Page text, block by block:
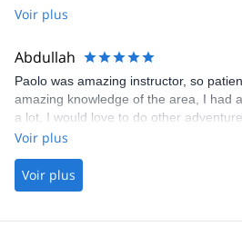
Voir plus
Abdullah
Paolo was amazing instructor, so
amazing knowledge of the area, I had
a lot, I would love to do other
Voir plus
Voir plus